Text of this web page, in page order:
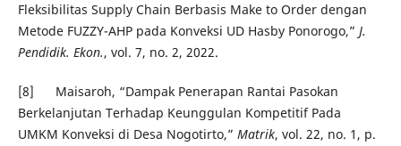
Fleksibilitas Supply Chain Berbasis Make to Order dengan
Metode FUZZY-AHP pada Konveksi UD Hasby Ponorogo,” J.
Pendidik. Ekon., vol. 7, no. 2, 2022.
[8] Maisaroh, “Dampak Penerapan Rantai Pasokan
Berkelanjutan Terhadap Keunggulan Kompetitif Pada
UMKM Konveksi di Desa Nogotirto,” Matrik, vol. 22, no. 1, p.